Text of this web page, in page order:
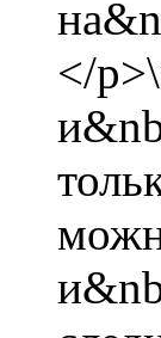
</